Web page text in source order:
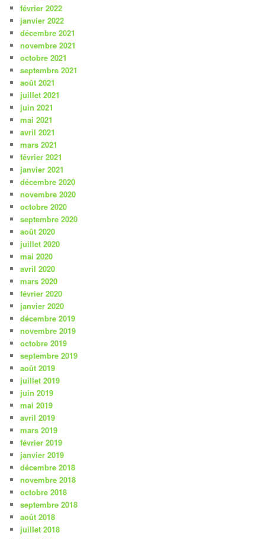
février 2022
janvier 2022
décembre 2021
novembre 2021
octobre 2021
septembre 2021
août 2021
juillet 2021
juin 2021
mai 2021
avril 2021
mars 2021
février 2021
janvier 2021
décembre 2020
novembre 2020
octobre 2020
septembre 2020
août 2020
juillet 2020
mai 2020
avril 2020
mars 2020
février 2020
janvier 2020
décembre 2019
novembre 2019
octobre 2019
septembre 2019
août 2019
juillet 2019
juin 2019
mai 2019
avril 2019
mars 2019
février 2019
janvier 2019
décembre 2018
novembre 2018
octobre 2018
septembre 2018
août 2018
juillet 2018